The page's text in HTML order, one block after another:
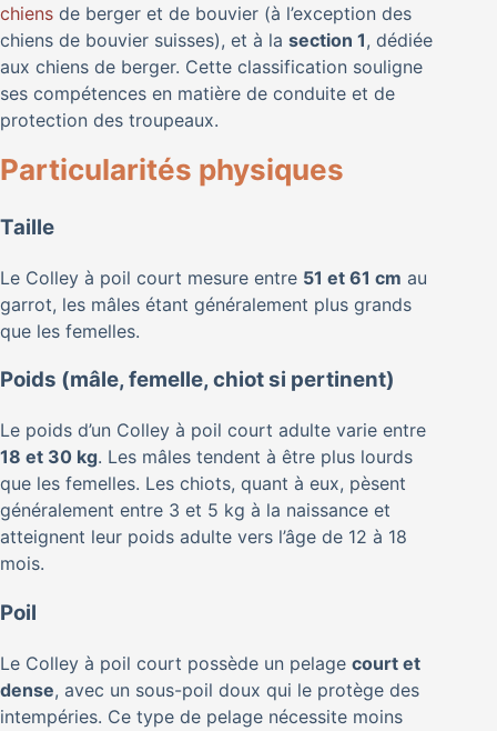
chiens de berger et de bouvier (à l’exception des
chiens de bouvier suisses), et à la section 1, dédiée
aux chiens de berger. Cette classification souligne
ses compétences en matière de conduite et de
protection des troupeaux.
Particularités physiques
Taille
Le Colley à poil court mesure entre 51 et 61 cm au
garrot, les mâles étant généralement plus grands
que les femelles.
Poids (mâle, femelle, chiot si pertinent)
Le poids d’un Colley à poil court adulte varie entre
18 et 30 kg. Les mâles tendent à être plus lourds
que les femelles. Les chiots, quant à eux, pèsent
généralement entre 3 et 5 kg à la naissance et
atteignent leur poids adulte vers l’âge de 12 à 18
mois.
Poil
Le Colley à poil court possède un pelage court et
dense, avec un sous-poil doux qui le protège des
intempéries. Ce type de pelage nécessite moins